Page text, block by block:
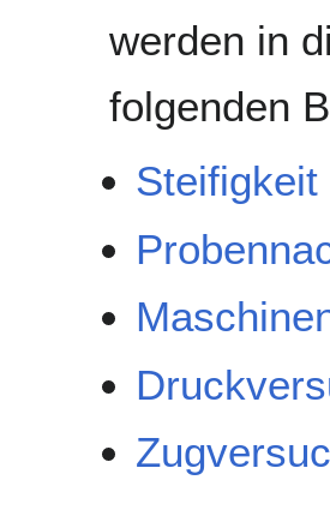
werden in
folgenden
Steifigkeit